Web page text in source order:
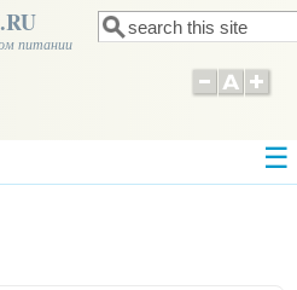
питании Форма поиска
Поиск